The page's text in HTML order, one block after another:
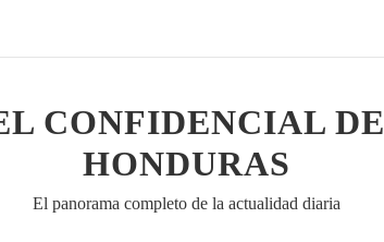
CONFIDENCIAL DE
HONDURAS
El panorama completo de la actualidad diaria